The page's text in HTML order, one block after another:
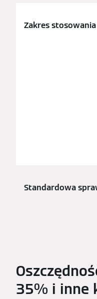
Zakres stosowania
Standardowa
35% i inne